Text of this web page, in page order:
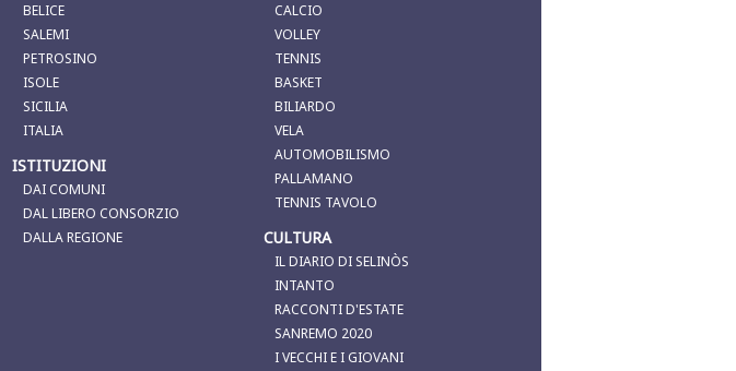
BELICE
SALEMI
PETROSINO
ISOLE
SICILIA
ITALIA
ISTITUZIONI
DAI COMUNI
DAL LIBERO CONSORZIO
DALLA REGIONE
CALCIO
VOLLEY
TENNIS
BASKET
BILIARDO
VELA
AUTOMOBILISMO
PALLAMANO
TENNIS TAVOLO
CULTURA
IL DIARIO DI SELINÒS
INTANTO
RACCONTI D'ESTATE
SANREMO 2020
I VECCHI E I GIOVANI